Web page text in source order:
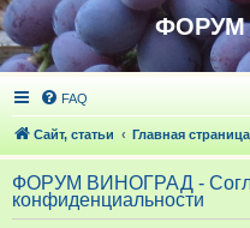
ФОРУМ
FAQ
Сайт, статьи Главная страница
ФОРУМ ВИНОГРАД -
конфиденциальности